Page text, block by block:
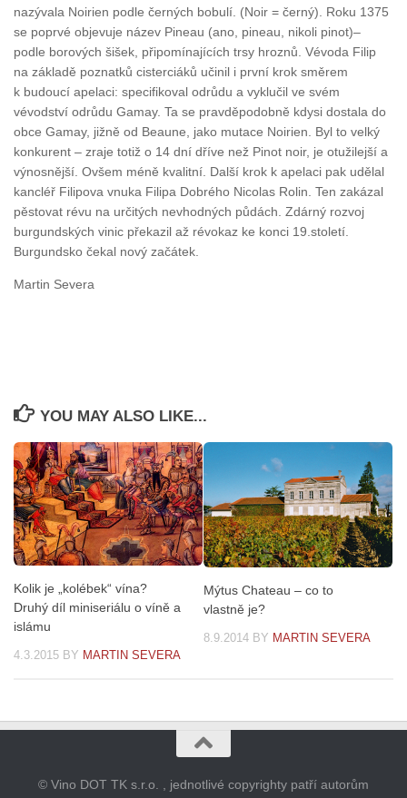
nazývala Noirien podle černých bobulí. (Noir = černý). Roku 1375
se poprvé objevuje název Pineau (ano, pineau, nikoli pinot)–
podle borových šišek, připomínajících trsy hroznů. Vévoda Filip
na základě poznatků cisterciáků učinil i první krok směrem
k budoucí apelaci: specifikoval odrůdu a vyklučil ve svém
vévodství odrůdu Gamay. Ta se pravděpodobně kdysi dostala do
obce Gamay, jižně od Beaune, jako mutace Noirien. Byl to velký
konkurent – zraje totiž o 14 dní dříve než Pinot noir, je otužilejší a
výnosnější. Ovšem méně kvalitní. Další krok k apelaci pak udělal
kancléř Filipova vnuka Filipa Dobrého Nicolas Rolin. Ten zakázal
pěstovat révu na určitých nevhodných půdách. Zdárný rozvoj
burgundských vinic překazil až révokaz ke konci 19.století.
Burgundsko čekal nový začátek.
Martin Severa
YOU MAY ALSO LIKE...
Kolik je „kolébek“ vína?
Druhý díl miniseriálu o víně a
islámu
4.3.2015 BY MARTIN SEVERA
Mýtus Chateau – co to
vlastně je?
8.9.2014 BY MARTIN SEVERA
© Vino DOT TK s.r.o. , jednotlivé copyrighty patří autorům